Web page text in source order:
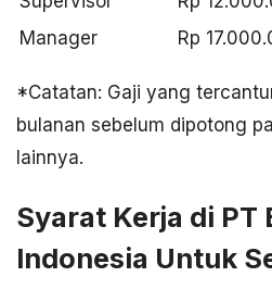
Manager
Rp
*Catatan: Gaji yang
bulanan sebelum dipotong
lainnya.
Syarat Kerja di PT
Indonesia Untuk